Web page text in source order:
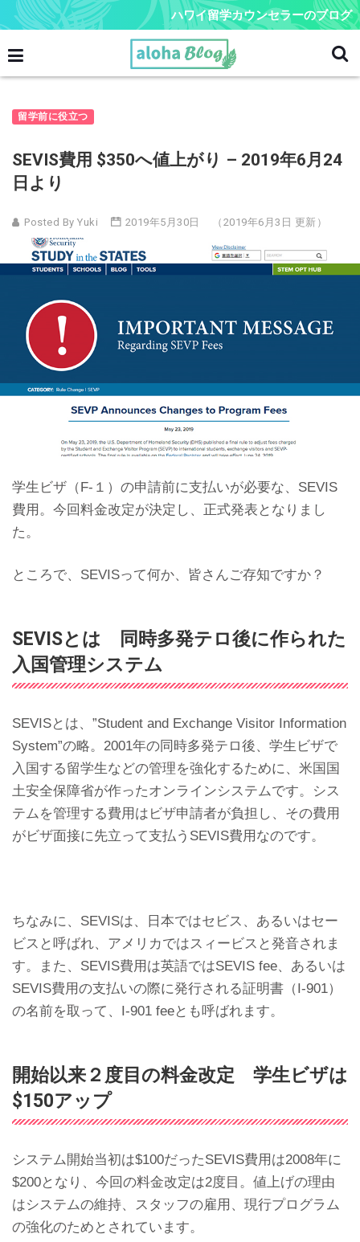
ハワイ留学カウンセラーのブログ
留学前に役立つ
SEVIS費用 $350へ値上がり – 2019年6月24
日より
Posted By Yuki 2019年5月30日 （2019年6月3日 更新）
学生ビザ（F-１）の申請前に支払いが必要な、SEVIS
費用。今回料金改定が決定し、正式発表となりまし
た。
ところで、SEVISって何か、皆さんご存知ですか？
SEVISとは 同時多発テロ後に作られた
入国管理システム
SEVISとは、”Student and Exchange Visitor Information
System”の略。2001年の同時多発テロ後、学生ビザで
入国する留学生などの管理を強化するために、米国国
土安全保障省が作ったオンラインシステムです。シス
テムを管理する費用はビザ申請者が負担し、その費用
がビザ面接に先立って支払うSEVIS費用なのです。
ちなみに、SEVISは、日本ではセビス、あるいはセー
ビスと呼ばれ、アメリカではスィービスと発音されま
す。また、SEVIS費用は英語ではSEVIS fee、あるいは
SEVIS費用の支払いの際に発行される証明書（I-901）
の名前を取って、I-901 feeとも呼ばれます。
開始以来２度目の料金改定 学生ビザは
$150アップ
システム開始当初は$100だったSEVIS費用は2008年に
$200となり、今回の料金改定は2度目。値上げの理由
はシステムの維持、スタッフの雇用、現行プログラム
の強化のためとされています。